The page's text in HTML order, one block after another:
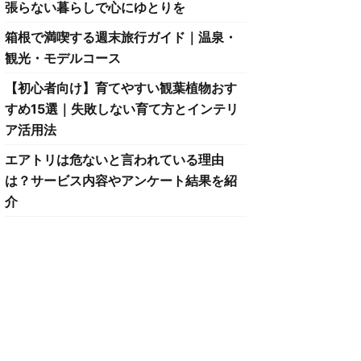
張らない暮らしで心にゆとりを
箱根で満喫する週末旅行ガイド｜温泉・
観光・モデルコース
【初心者向け】育てやすい観葉植物おす
すめ15選｜失敗しない育て方とインテリ
ア活用法
エアトリは危ないと言われている理由
は？サービス内容やアンケート結果を紹
介